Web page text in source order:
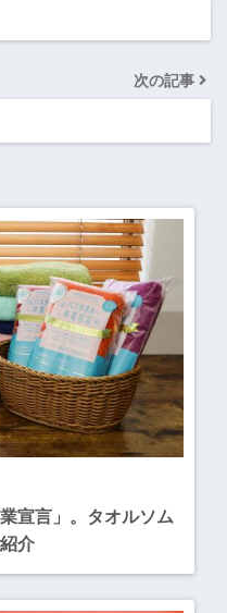
次の記事
宣言」。タオルソム
介